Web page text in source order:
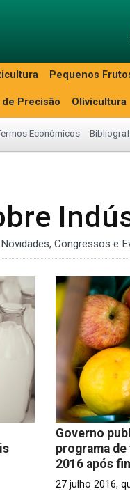
Pequenos
Precisão Olivicultura
Económicos
Congressos e
Governo
programa
2016 após
27 julho 2016,